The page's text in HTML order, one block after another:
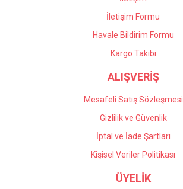
Gönder
İletişim Formu
Havale Bildirim Formu
Kargo Takibi
ALIŞVERİŞ
Mesafeli Satış Sözleşmesi
Gizlilik ve Güvenlik
İptal ve İade Şartları
Kişisel Veriler Politikası
ÜYELİK